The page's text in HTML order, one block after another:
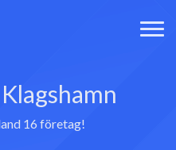
16 företag!